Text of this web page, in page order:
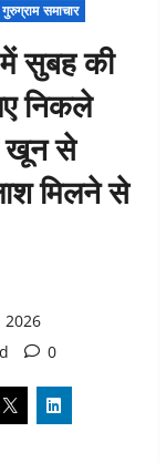
गुरुग्राम समाचार
सुबह की
निकले
खून से
मिलने से
2026
0